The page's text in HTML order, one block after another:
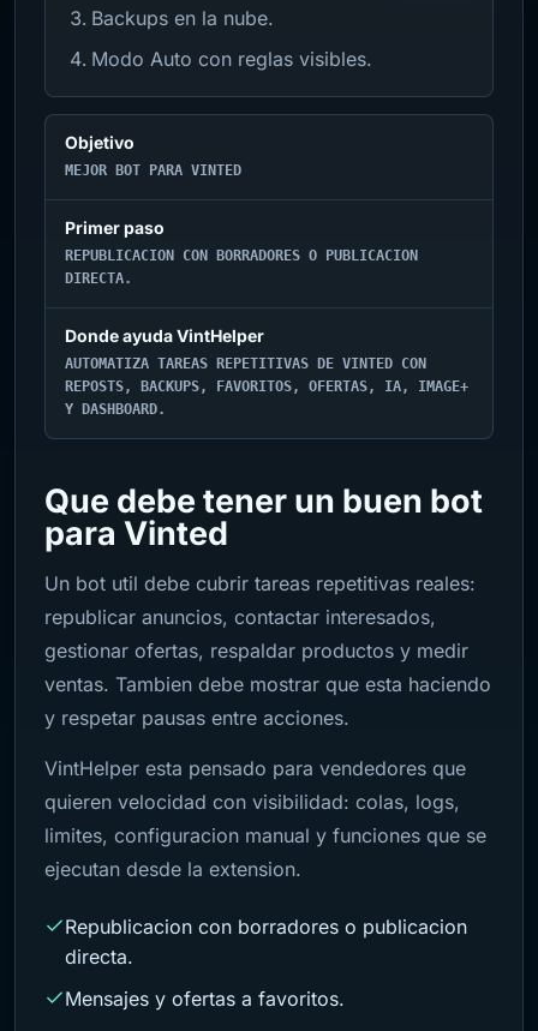
Backups en la nube.
Modo Auto con reglas visibles.
Objetivo
MEJOR BOT PARA VINTED
Primer paso
REPUBLICACION CON BORRADORES O PUBLICACION
DIRECTA.
Donde ayuda VintHelper
AUTOMATIZA TAREAS REPETITIVAS DE VINTED CON
REPOSTS, BACKUPS, FAVORITOS, OFERTAS, IA, IMAGE+
Y DASHBOARD.
Que debe tener un buen bot
para Vinted
Un bot util debe cubrir tareas repetitivas reales:
republicar anuncios, contactar interesados,
gestionar ofertas, respaldar productos y medir
ventas. Tambien debe mostrar que esta haciendo
y respetar pausas entre acciones.
VintHelper esta pensado para vendedores que
quieren velocidad con visibilidad: colas, logs,
limites, configuracion manual y funciones que se
ejecutan desde la extension.
Republicacion con borradores o publicacion
directa.
Mensajes y ofertas a favoritos.